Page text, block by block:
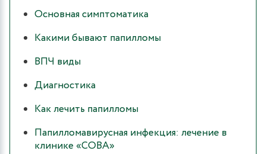
Основная симптоматика
Какими бывают папилломы
ВПЧ виды
Диагностика
Как лечить папилломы
Папилломавирусная инфекция: лечение в
клинике «СОВА»